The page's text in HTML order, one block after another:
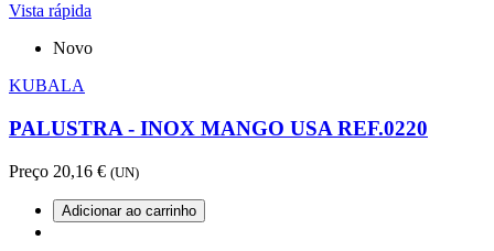
Vista rápida
Novo
KUBALA
PALUSTRA - INOX MANGO USA REF.0220
Preço 20,16 € (UN)
Adicionar ao carrinho